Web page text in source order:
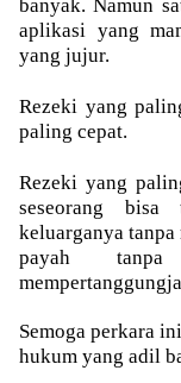
banyak. Namun
aplikasi yang
yang jujur.
Rezeki yang
paling cepat.
Rezeki yang
seseorang bisa
keluarganya
payah
Semoga perkara
hukum yang adil